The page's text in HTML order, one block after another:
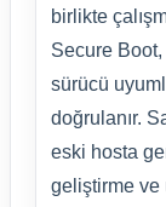
birlikte
Secure
sürücü
doğrulanır.
eski hosta
geliştirme ve